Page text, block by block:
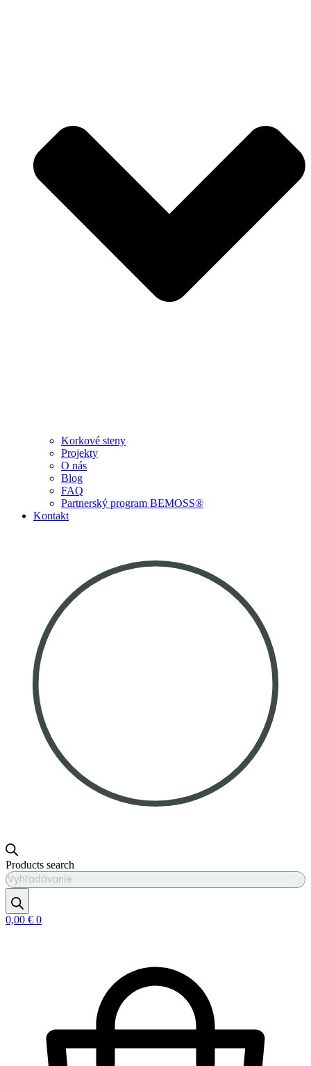
Korkové steny
Projekty
O nás
Blog
FAQ
Partnerský program BEMOSS®
Kontakt
Products search
0,00 € 0